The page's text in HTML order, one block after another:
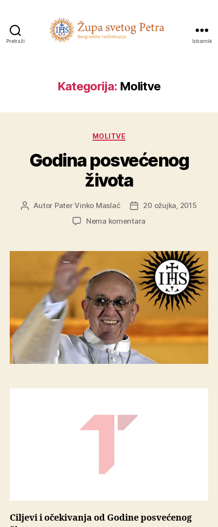
Pretraži Izbornik
Kategorija: Molitve
Kategorije
MOLITVE
Godina posvećenog
života
AutorAutor Pater Vinko Maslać
Datum
20 ožujka, 2015
Nema komentara
života
Ciljevi i očekivanja od Godine posvećenog